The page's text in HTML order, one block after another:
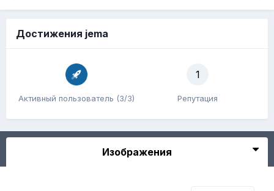
Достижения jema
Активный пользователь (3/3)
1
Репутация
Изображения